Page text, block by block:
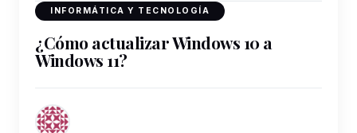
INFORMÁTICA Y TECNOLOGÍA
¿Cómo actualizar Windows 10 a
Windows 11?